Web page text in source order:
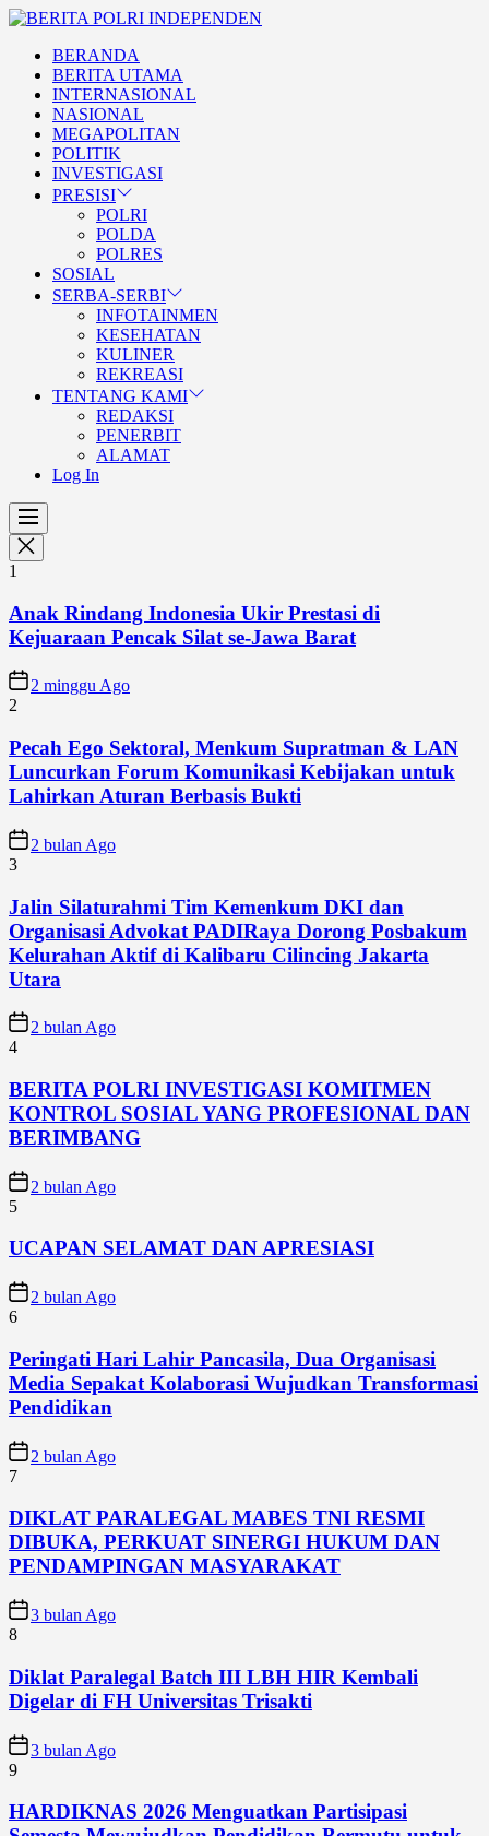
Skip
content
BERITA POLRI
INDEPENDEN
BERANDA
BERITA UTAMA
INTERNASIONAL
NASIONAL
MEGAPOLITAN
POLITIK
INVESTIGASI
PRESISI
POLRI
POLDA
POLRES
SOSIAL
SERBA-SERBI
INFOTAINMEN
KESEHATAN
KULINER
REKREASI
TENTANG KAMI
REDAKSI
PENERBIT
ALAMAT
Log In
1
Anak Rindang Indonesia Ukir Prestasi di
Kejuaraan Pencak Silat se-Jawa Barat
2 minggu Ago
2
Pecah Ego Sektoral, Menkum Supratman & LAN
Luncurkan Forum Komunikasi Kebijakan untuk
Lahirkan Aturan Berbasis Bukti
2 bulan Ago
3
Jalin Silaturahmi Tim Kemenkum DKI dan
Organisasi Advokat PADIRaya Dorong Posbakum
Kelurahan Aktif di Kalibaru Cilincing Jakarta
Utara
2 bulan Ago
4
BERITA POLRI INVESTIGASI KOMITMEN
KONTROL SOSIAL YANG PROFESIONAL DAN
BERIMBANG
2 bulan Ago
5
UCAPAN SELAMAT DAN APRESIASI
2 bulan Ago
6
Peringati Hari Lahir Pancasila, Dua Organisasi
Media Sepakat Kolaborasi Wujudkan Transformasi
Pendidikan
2 bulan Ago
7
DIKLAT PARALEGAL MABES TNI RESMI
DIBUKA, PERKUAT SINERGI HUKUM DAN
PENDAMPINGAN MASYARAKAT
3 bulan Ago
8
Diklat Paralegal Batch III LBH HIR Kembali
Digelar di FH Universitas Trisakti
3 bulan Ago
9
HARDIKNAS 2026 Menguatkan Partisipasi